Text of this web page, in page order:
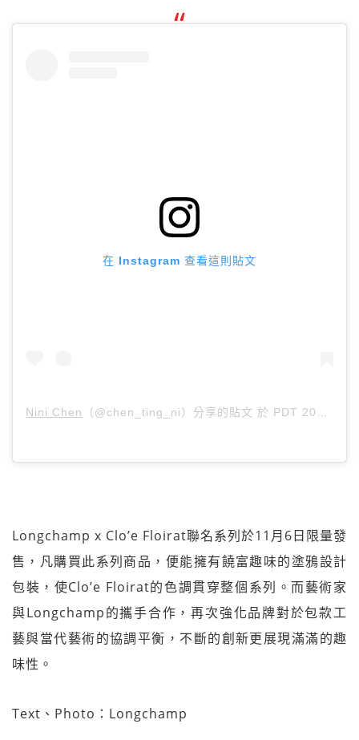
在 Instagram 查看這則貼文
Nini Chen （@chen_ting_ni）分享的貼文 於 PDT 2018 年 10月 月 24 日 上午 12:28
Longchamp x Clo’e Floirat聯名系列於11月6日限量發
售，凡購買此系列商品，便能擁有饒富趣味的塗鴉設計
包裝，使Clo’e Floirat的色調貫穿整個系列。而藝術家
與Longchamp的攜手合作，再次強化品牌對於包款工
藝與當代藝術的協調平衡，不斷的創新更展現滿滿的趣
味性。
Text、Photo：Longchamp